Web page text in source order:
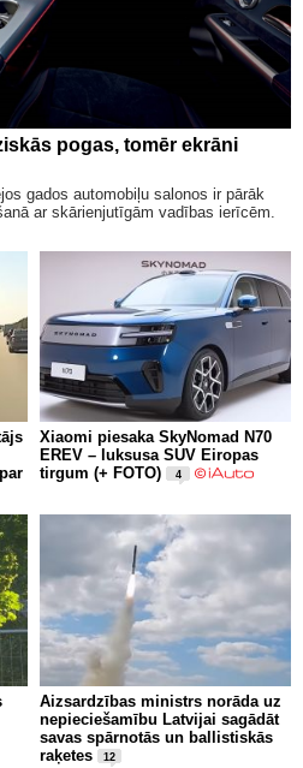
pogas, tomēr ekrāni
gados automobiļu salonos ir pārāk
ar skārienjutīgām vadības ierīcēm.
Xiaomi piesaka SkyNomad N70
EREV – luksusa SUV Eiropas
tirgum (+ FOTO)
4
Aizsardzības ministrs norāda uz
nepieciešamību Latvijai sagādāt
savas spārnotās un ballistiskās
raķetes
12